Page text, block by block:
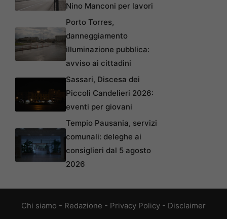
Nino Manconi per lavori
Porto Torres,
danneggiamento
illuminazione pubblica:
avviso ai cittadini
Sassari, Discesa dei
Piccoli Candelieri 2026:
eventi per giovani
Tempio Pausania, servizi
comunali: deleghe ai
consiglieri dal 5 agosto
2026
Chi siamo - Redazione - Privacy Policy - Disclaimer